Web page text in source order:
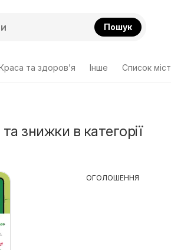
Пошук
та здоров’я Інше Cписок міст
знижки в категорії
ОГОЛОШЕННЯ